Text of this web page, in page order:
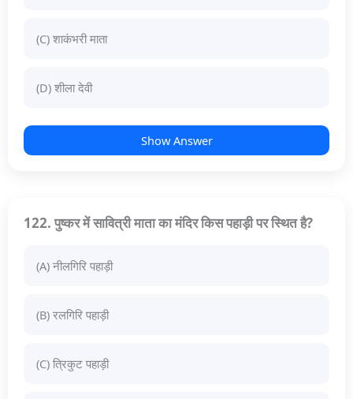
(C) शाकंभरी माता
(D) शीला देवी
Show Answer
122. पुष्कर में सावित्री माता का मंदिर किस पहाड़ी पर स्थित है?
(A) नीलगिरि पहाड़ी
(B) रलगिरि पहाड़ी
(C) त्रिकुट पहाड़ी